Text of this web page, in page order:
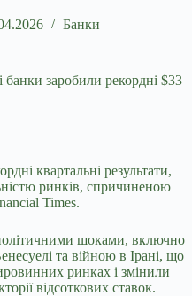
Банки
квартальні результати,
ринків, спричиненою
Times.
шоками, включно
та війною в Ірані, що
ринках і змінили
відсоткових ставок.